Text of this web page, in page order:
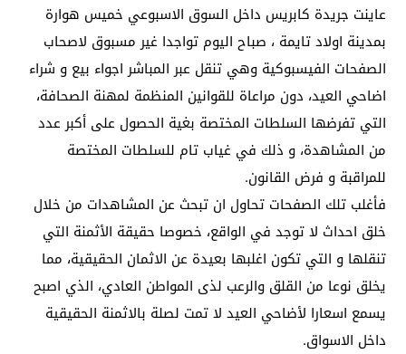
عاينت جريدة كابريس داخل السوق الاسبوعي خميس هوارة
بمدينة اولاد تايمة ، صباح اليوم تواجدا غير مسبوق لاصحاب
الصفحات الفيسبوكية وهي تنقل عبر المباشر اجواء بيع و شراء
اضاحي العيد، دون مراعاة للقوانين المنظمة لمهنة الصحافة،
التي تفرضها السلطات المختصة بغية الحصول على أكبر عدد
من المشاهدة، و ذلك في غياب تام للسلطات المختصة
للمراقبة و فرض القانون.
فأغلب تلك الصفحات تحاول ان تبحث عن المشاهدات من خلال
خلق احداث لا توجد في الواقع، خصوصا حقيقة الأثمنة التي
تنقلها و التي تكون اغلبها بعيدة عن الاثمان الحقيقية، مما
يخلق نوعا من القلق والرعب لذى المواطن العادي، الذي اصبح
يسمع اسعارا لأضاحي العيد لا تمت لصلة بالاثمنة الحقيقية
داخل الاسواق.